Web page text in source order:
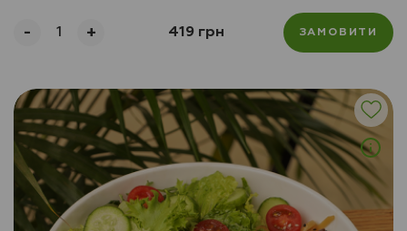
- + 419 грн ЗАМОВИТИ